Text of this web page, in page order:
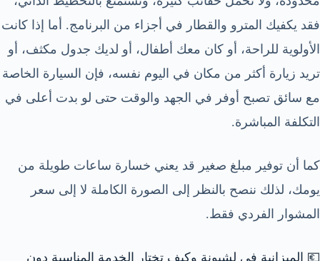
فقد يكفيك المترو والقطار في أجزاء من البرنامج. أما إذا كانت
الأولوية للراحة، أو كان معك أطفال، أو لديك جدول مكثف، أو
تريد زيارة أكثر من مكان في اليوم نفسه، فإن السيارة الخاصة
مع سائق تصبح أوفر في الجهد والوقت حتى لو بدت أعلى في
التكلفة المباشرة.
كما أن توفير مبلغ صغير قد يعني خسارة ساعات طويلة من
يومك، لذلك ننصح بالنظر إلى الصورة الكاملة لا إلى سعر
المشوار الفردي فقط.
💶 الميزانية في لشبونة وكيف تختار الخدمة المناسبة دون